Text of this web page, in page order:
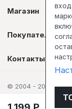
Магазин
Покупателям
Контакты
© 2004 - 2026